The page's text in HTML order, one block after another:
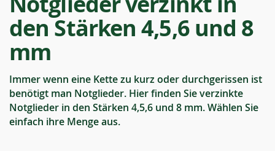
den Stärken 4,5,6 und 8
mm
Immer wenn eine Kette zu kurz oder durchgerissen ist
benötigt man Notglieder. Hier finden Sie verzinkte
Notglieder in den Stärken 4,5,6 und 8 mm. Wählen Sie
einfach ihre Menge aus.